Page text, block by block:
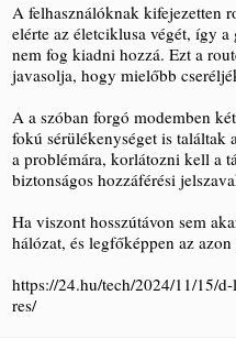
A felhasználóknak kifejezetten
elérte az életciklusa végét, így
nem fog kiadni hozzá. Ezt a
javasolja, hogy mielőbb
A a szóban forgó modemben
fokú sérülékenységet is találtak
a problémára, korlátozni kell a
biztonságos hozzáférési
Ha viszont hosszútávon sem
hálózat, és legfőképpen az
https://24.hu/tech/2024/11/15/
res/